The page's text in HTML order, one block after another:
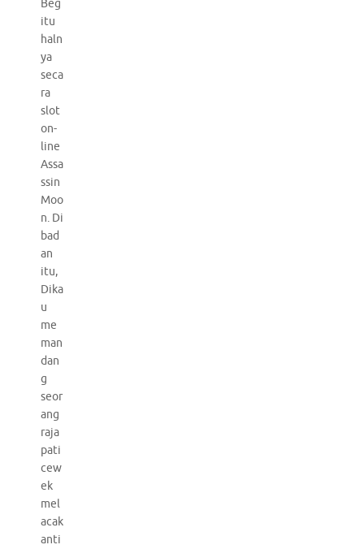
Beg
itu
haln
ya
seca
ra
slot
on-
line
Assa
ssin
Moo
n. Di
bad
an
itu,
Dika
u
me
man
dan
g
seor
ang
raja
pati
cew
ek
mel
acak
anti